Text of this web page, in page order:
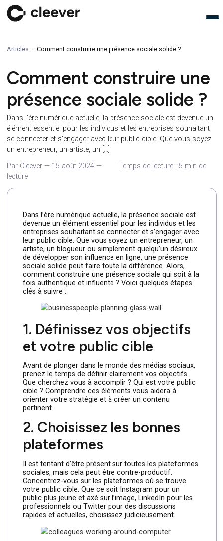
Comment construire une présence sociale solide ?
Comment construire
présence sociale solide
Dans l’ère numérique actuelle, la présence sociale est
élément essentiel pour les individus et les entreprises
se connecter et s’engager avec leur public cible. Que vous
un entrepreneur, un artiste, un […]
lecture
Dans l’ère numérique actuelle, la présence sociale est
devenue un élément essentiel pour les individus et les
entreprises souhaitant se connecter et s’engager avec
leur public cible. Que vous soyez un entrepreneur, un
artiste, un blogueur ou simplement quelqu’un désireux
de développer son influence en ligne, une présence
sociale solide peut faire toute la différence. Alors,
comment construire une présence sociale qui soit à la
fois authentique et influente ? Voici quelques étapes
clés à suivre :
1. Définissez vos objectifs
et votre public cible
Avant de plonger dans le monde des médias sociaux,
Que cherchez vous à accomplir ? Qui est votre public
cible ? Comprendre ces éléments vous aidera à
orienter votre stratégie et à créer un contenu
pertinent.
2. Choisissez les bonnes
plateformes
Il est tentant d’être présent sur toutes les plateformes
sociales, mais cela peut être contre-productif.
Concentrez-vous sur les plateformes où se trouve